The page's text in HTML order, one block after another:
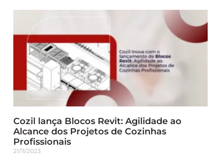
Cozil lança Blocos Revit: Agilidade ao
Alcance dos Projetos de Cozinhas
Profissionais
21/11/2023